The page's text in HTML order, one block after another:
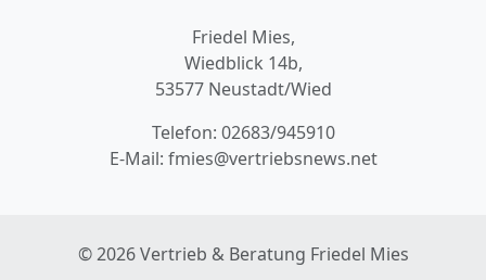
Friedel Mies,
Wiedblick 14b,
53577 Neustadt/Wied
Telefon: 02683/945910
E-Mail: fmies@vertriebsnews.net
© 2026 Vertrieb & Beratung Friedel Mies